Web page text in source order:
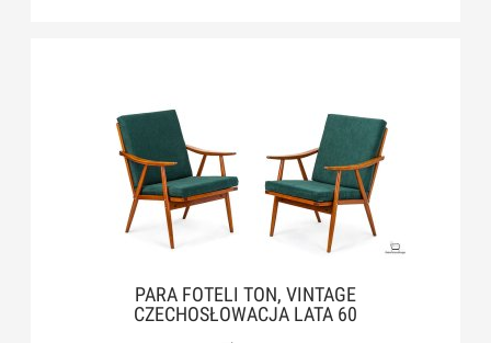
PARA FOTELI TON, VINTAGE
CZECHOSŁOWACJA LATA 60